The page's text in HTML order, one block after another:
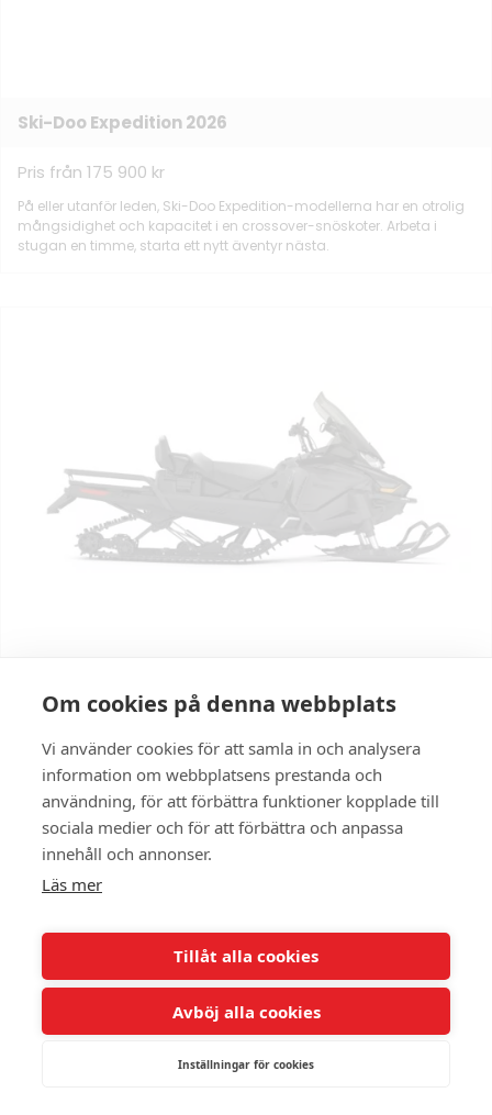
Om cookies på denna webbplats
Vi använder cookies för att samla in och analysera
information om webbplatsens prestanda och
användning, för att förbättra funktioner kopplade till
sociala medier och för att förbättra och anpassa
innehåll och annonser.
Läs mer
Tillåt alla cookies
Avböj alla cookies
Inställningar för cookies
Ski-Doo Expedition 2026
Pris från 175 900 kr
På eller utanför leden, Ski-Doo Expedition-modellerna har en otrolig
mångsidighet och kapacitet i en crossover-snöskoter. Arbeta i
stugan en timme, starta ett nytt äventyr nästa.
Ski-Doo Skandic 2026
Pris från 137 900 kr
Brutal styrka möter förfinad kapacitet med Skandic. Massiv
dragkapacitet och stort fotavtryck gör det enkelt att utföra stora
jobb och ger en fantastisk flytförmåga för att ta sig dit den behövs.